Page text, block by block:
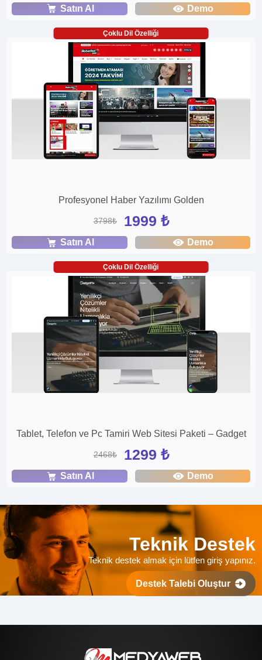
Satın Al Demo
Çoklu Dil Özelliği
Profesyonel Haber Yazılımı Golden
3798₺ 1999 ₺
Satın Al Demo
Çoklu Dil Özelliği
Tablet, Telefon ve Pc Tamiri Web Sitesi Paketi – Gadget
2468₺ 1299 ₺
Satın Al Demo
Teknik Destek
Teknik destek almak için lütfen giriş yapınız.
Destek Talebi Oluştur